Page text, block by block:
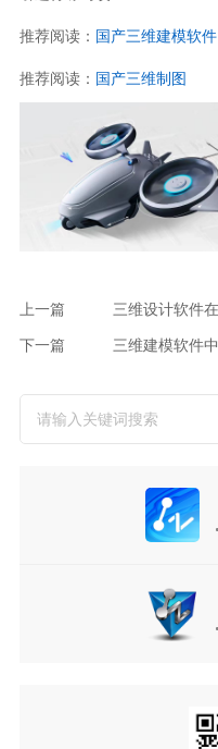
推荐阅读： 国产三维建模软件
推荐阅读： 国产三维制图
上一篇
下一篇